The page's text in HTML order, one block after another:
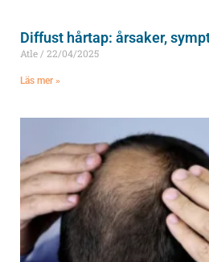
Diffust hårtap: årsaker,
Atle 22/04/2025
Läs mer »